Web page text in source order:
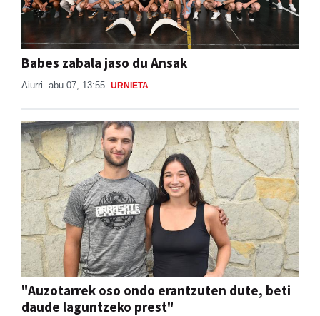
Babes zabala jaso du Ansak
Aiurri abu 07, 13:55 URNIETA
"Auzotarrek oso ondo erantzuten dute, beti
daude laguntzeko prest"